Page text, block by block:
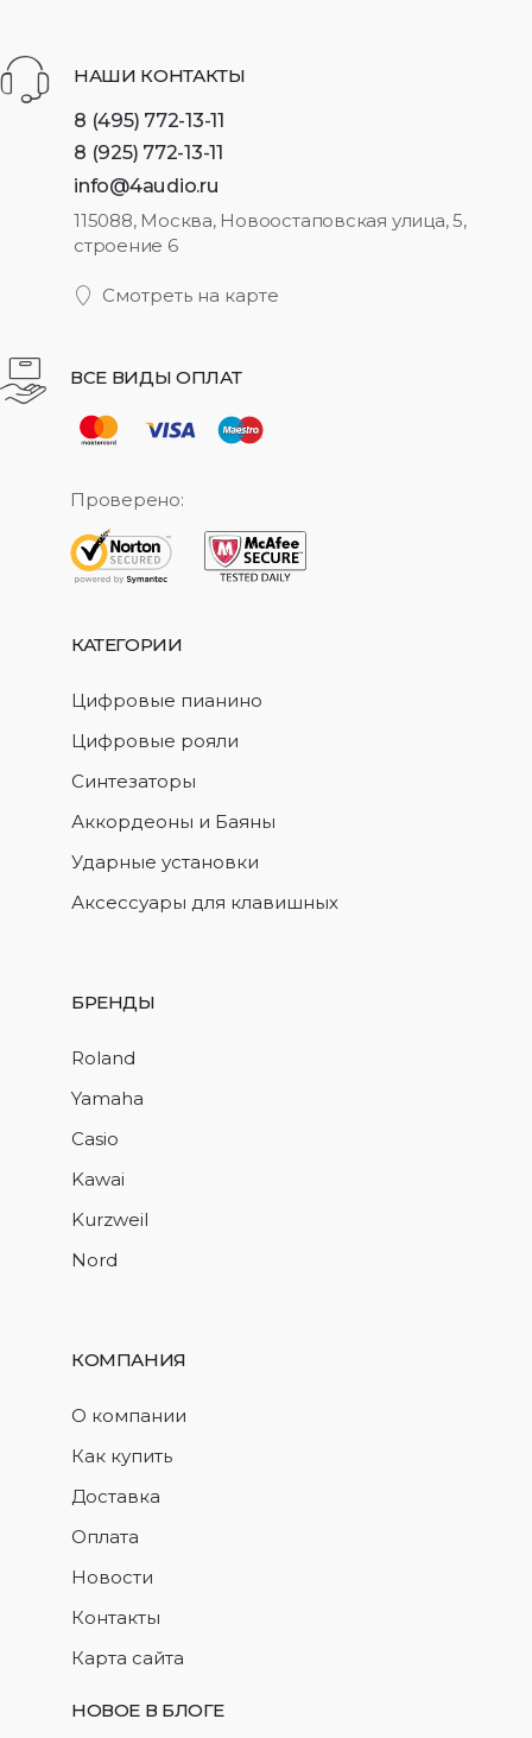
НАШИ КОНТАКТЫ
8 (495) 772-13-11
8 (925) 772-13-11
info@4audio.ru
115088, Москва, Новоостаповская улица, 5,
строение 6
Смотреть на карте
ВСЕ ВИДЫ ОПЛАТ
Проверено:
КАТЕГОРИИ
Цифровые пианино
Цифровые рояли
Синтезаторы
Аккордеоны и Баяны
Ударные установки
Аксессуары для клавишных
БРЕНДЫ
Roland
Yamaha
Casio
Kawai
Kurzweil
Nord
КОМПАНИЯ
О компании
Как купить
Доставка
Оплата
Новости
Контакты
Карта сайта
НОВОЕ В БЛОГЕ